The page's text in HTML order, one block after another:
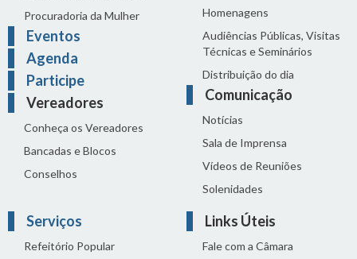
Procuradoria da Mulher
Eventos
Agenda
Participe
Vereadores
Conheça os Vereadores
Bancadas e Blocos
Conselhos
Homenagens
Audiências Públicas, Visitas
Técnicas e Seminários
Distribuição do dia
Comunicação
Notícias
Sala de Imprensa
Vídeos de Reuniões
Solenidades
Serviços
Refeitório Popular
Links Úteis
Fale com a Câmara